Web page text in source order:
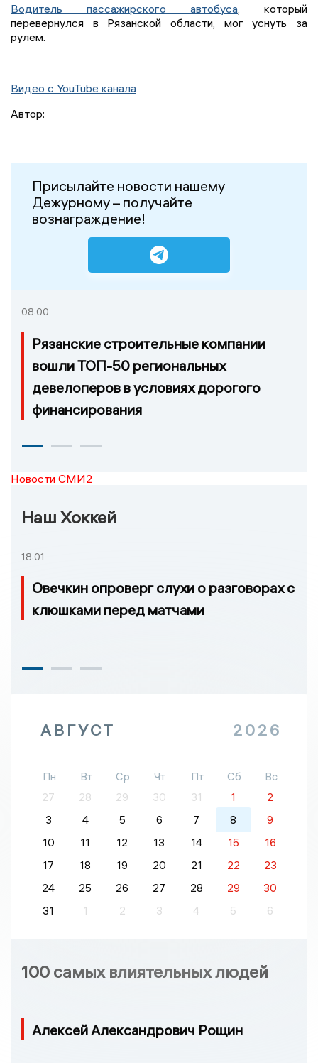
Водитель пассажирского автобуса , который
перевернулся в Рязанской области, мог уснуть за
рулем.
Видео с YouTube канала
Автор:
Присылайте новости нашему
Дежурному – получайте
вознаграждение!
08:00
Рязанские строительные компании
вошли ТОП-50 региональных
девелоперов в условиях дорогого
финансирования
Новости СМИ2
Наш Хоккей
18:01
Овечкин опроверг слухи о разговорах с
клюшками перед матчами
АВГУСТ 2026
Пн Вт Ср Чт Пт Сб
Вс
27
28 29 30 31 1
2
3
4 5 6 7 8
9
10
11 12 13 14 15
16
17
18 19 20 21 22
23
24
25 26 27 28 29
30
31
1 2 3 4 5 6
100 самых влиятельных людей
Алексей Александрович Рощин